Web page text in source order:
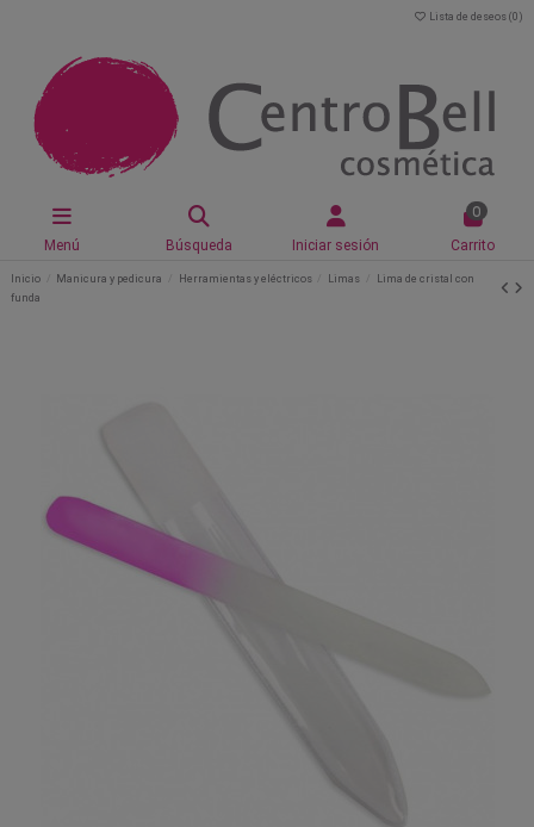
Lista de deseos (0 )
Menú Búsqueda Iniciar sesión
0
Carrito
Inicio Manicura y pedicura Herramientas y eléctricos Limas
Lima de cristal con
funda